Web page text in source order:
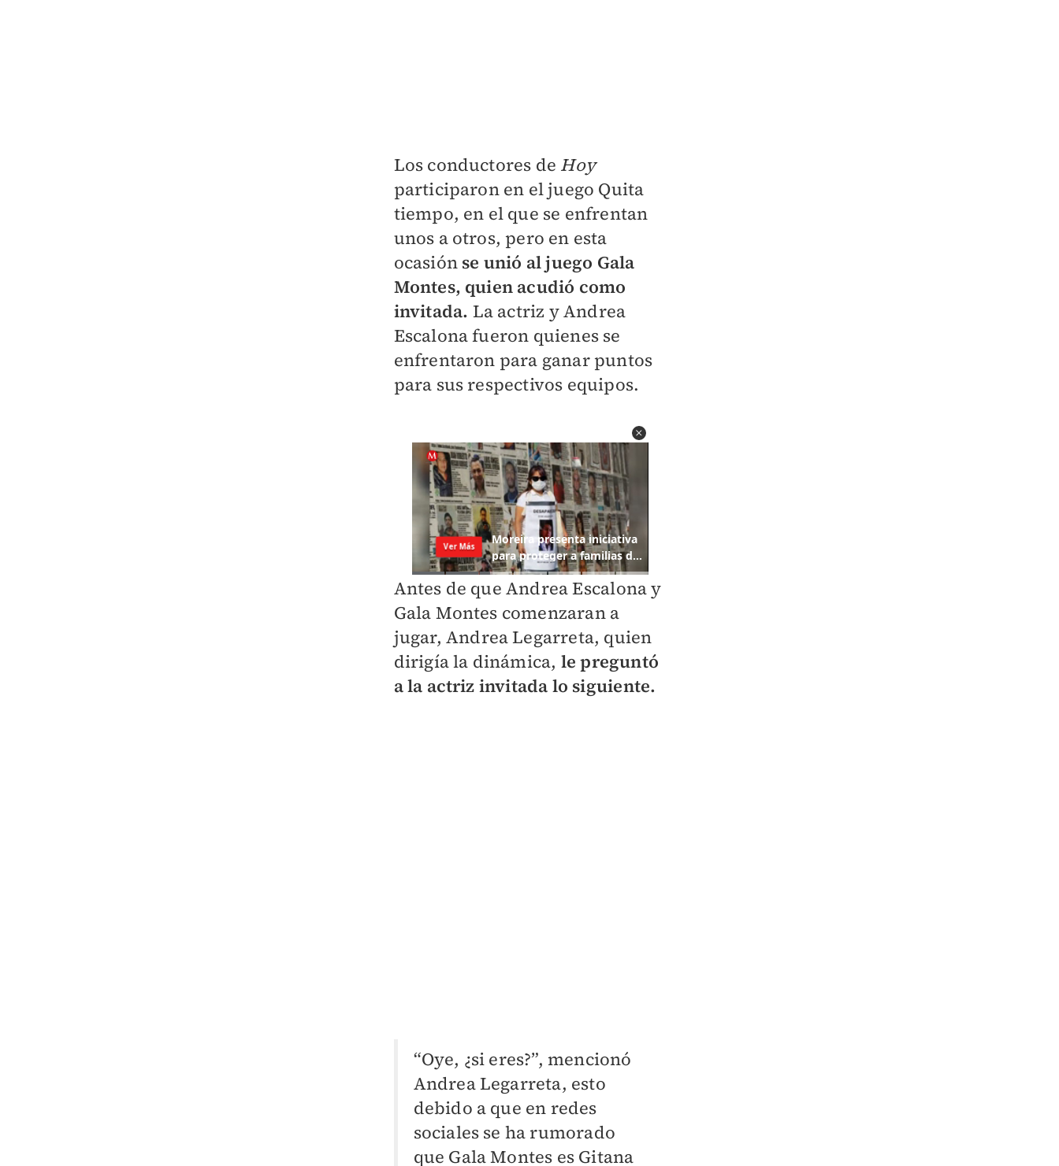
Los conductores de Hoy
participaron en el juego Quita
tiempo, en el que se enfrentan
unos a otros, pero en esta
ocasión se unió al juego Gala
Montes, quien acudió como
invitada. La actriz y Andrea
Escalona fueron quienes se
enfrentaron para ganar puntos
para sus respectivos equipos.
Antes de que Andrea Escalona y
Gala Montes comenzaran a
jugar, Andrea Legarreta, quien
dirigía la dinámica, le preguntó
a la actriz invitada lo siguiente.
“Oye, ¿si eres?”, mencionó
Andrea Legarreta, esto
debido a que en redes
sociales se ha rumorado
que Gala Montes es Gitana